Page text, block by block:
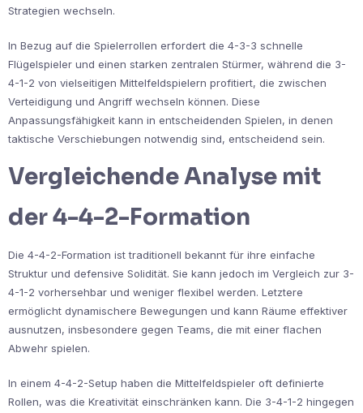
Strategien wechseln.
In Bezug auf die Spielerrollen erfordert die 4-3-3 schnelle
Flügelspieler und einen starken zentralen Stürmer, während die 3-
4-1-2 von vielseitigen Mittelfeldspielern profitiert, die zwischen
Verteidigung und Angriff wechseln können. Diese
Anpassungsfähigkeit kann in entscheidenden Spielen, in denen
taktische Verschiebungen notwendig sind, entscheidend sein.
Vergleichende Analyse mit
der 4-4-2-Formation
Die 4-4-2-Formation ist traditionell bekannt für ihre einfache
Struktur und defensive Solidität. Sie kann jedoch im Vergleich zur 3-
4-1-2 vorhersehbar und weniger flexibel werden. Letztere
ermöglicht dynamischere Bewegungen und kann Räume effektiver
ausnutzen, insbesondere gegen Teams, die mit einer flachen
Abwehr spielen.
In einem 4-4-2-Setup haben die Mittelfeldspieler oft definierte
Rollen, was die Kreativität einschränken kann. Die 3-4-1-2 hingegen